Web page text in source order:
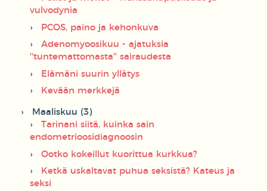
vulvodynia
PCOS, paino ja kehonkuva
Adenomyoosikuu - ajatuksia
''tuntemattomasta'' sairaudesta
Elämäni suurin yllätys
Kevään merkkejä
Maaliskuu (3)
Tarinani siitä, kuinka sain
endometrioosidiagnoosin
Ootko kokeillut kuorittua kurkkua?
Ketkä uskaltavat puhua seksistä? Kateus ja
seksi